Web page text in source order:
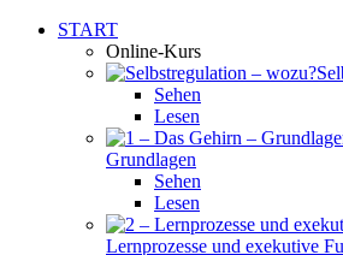
START
Online-Kurs
Sehen
Lesen
Grundlagen
Sehen
Lesen
Lernprozesse und exekutive